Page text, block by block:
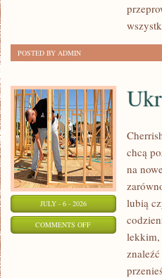
POSTED BY ADMIN
JULY - 6 - 2026
COMMENTS OFFON
chcą
na
lubią
lekkim,